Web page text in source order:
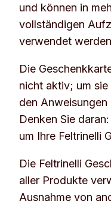
und können in
vollständigen
verwendet
Die
nicht aktiv; um
den Anweisungen
Denken Sie
um Ihre Feltrinelli
Die Feltrinelli
aller Produkte
Ausnahme von